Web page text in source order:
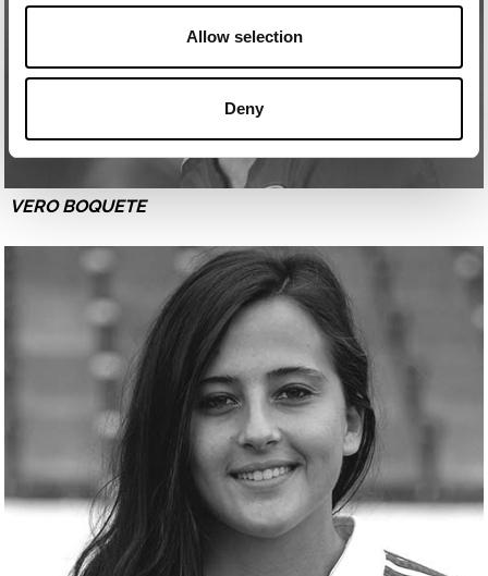
Allow selection
Deny
VERO BOQUETE